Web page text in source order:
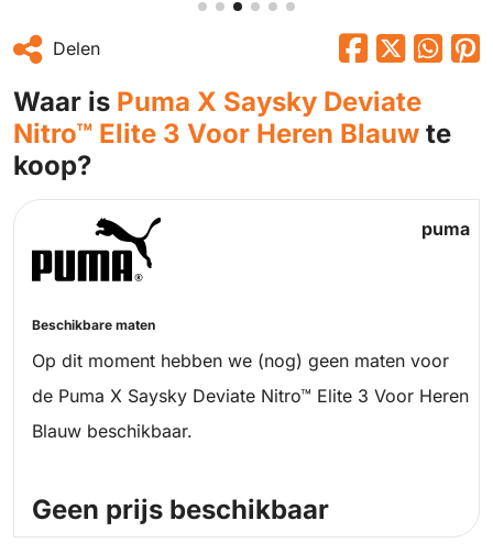
Delen
Waar is Puma X Saysky Deviate
Nitro™ Elite 3 Voor Heren Blauw te
koop?
puma
Beschikbare maten
Op dit moment hebben we (nog) geen maten voor
de Puma X Saysky Deviate Nitro™ Elite 3 Voor Heren
Blauw beschikbaar.
Geen prijs beschikbaar